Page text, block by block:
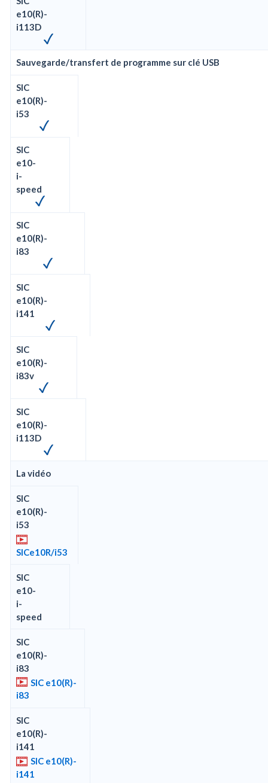
e10(R)-
i113D
Sauvegarde/transfert de programme sur clé USB
SIC
e10(R)-
i53
SIC
e10-
i-
speed
SIC
e10(R)-
i83
SIC
e10(R)-
i141
SIC
e10(R)-
i83v
SIC
e10(R)-
i113D
La vidéo
SIC
e10(R)-
i53
SICe10R/i53
SIC
e10-
i-
speed
SIC
e10(R)-
i83
SIC e10(R)-
i83
SIC
e10(R)-
i141
SIC e10(R)-
i141